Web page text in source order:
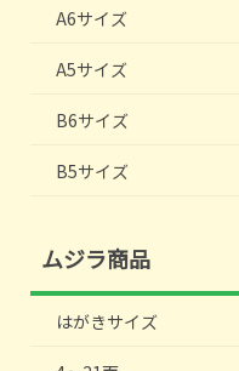
A6サイズ
A5サイズ
B6サイズ
B5サイズ
ムジラ商品
はがきサイズ